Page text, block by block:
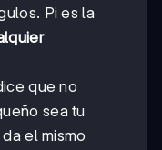
Pi es la
que no
sea tu
el mismo